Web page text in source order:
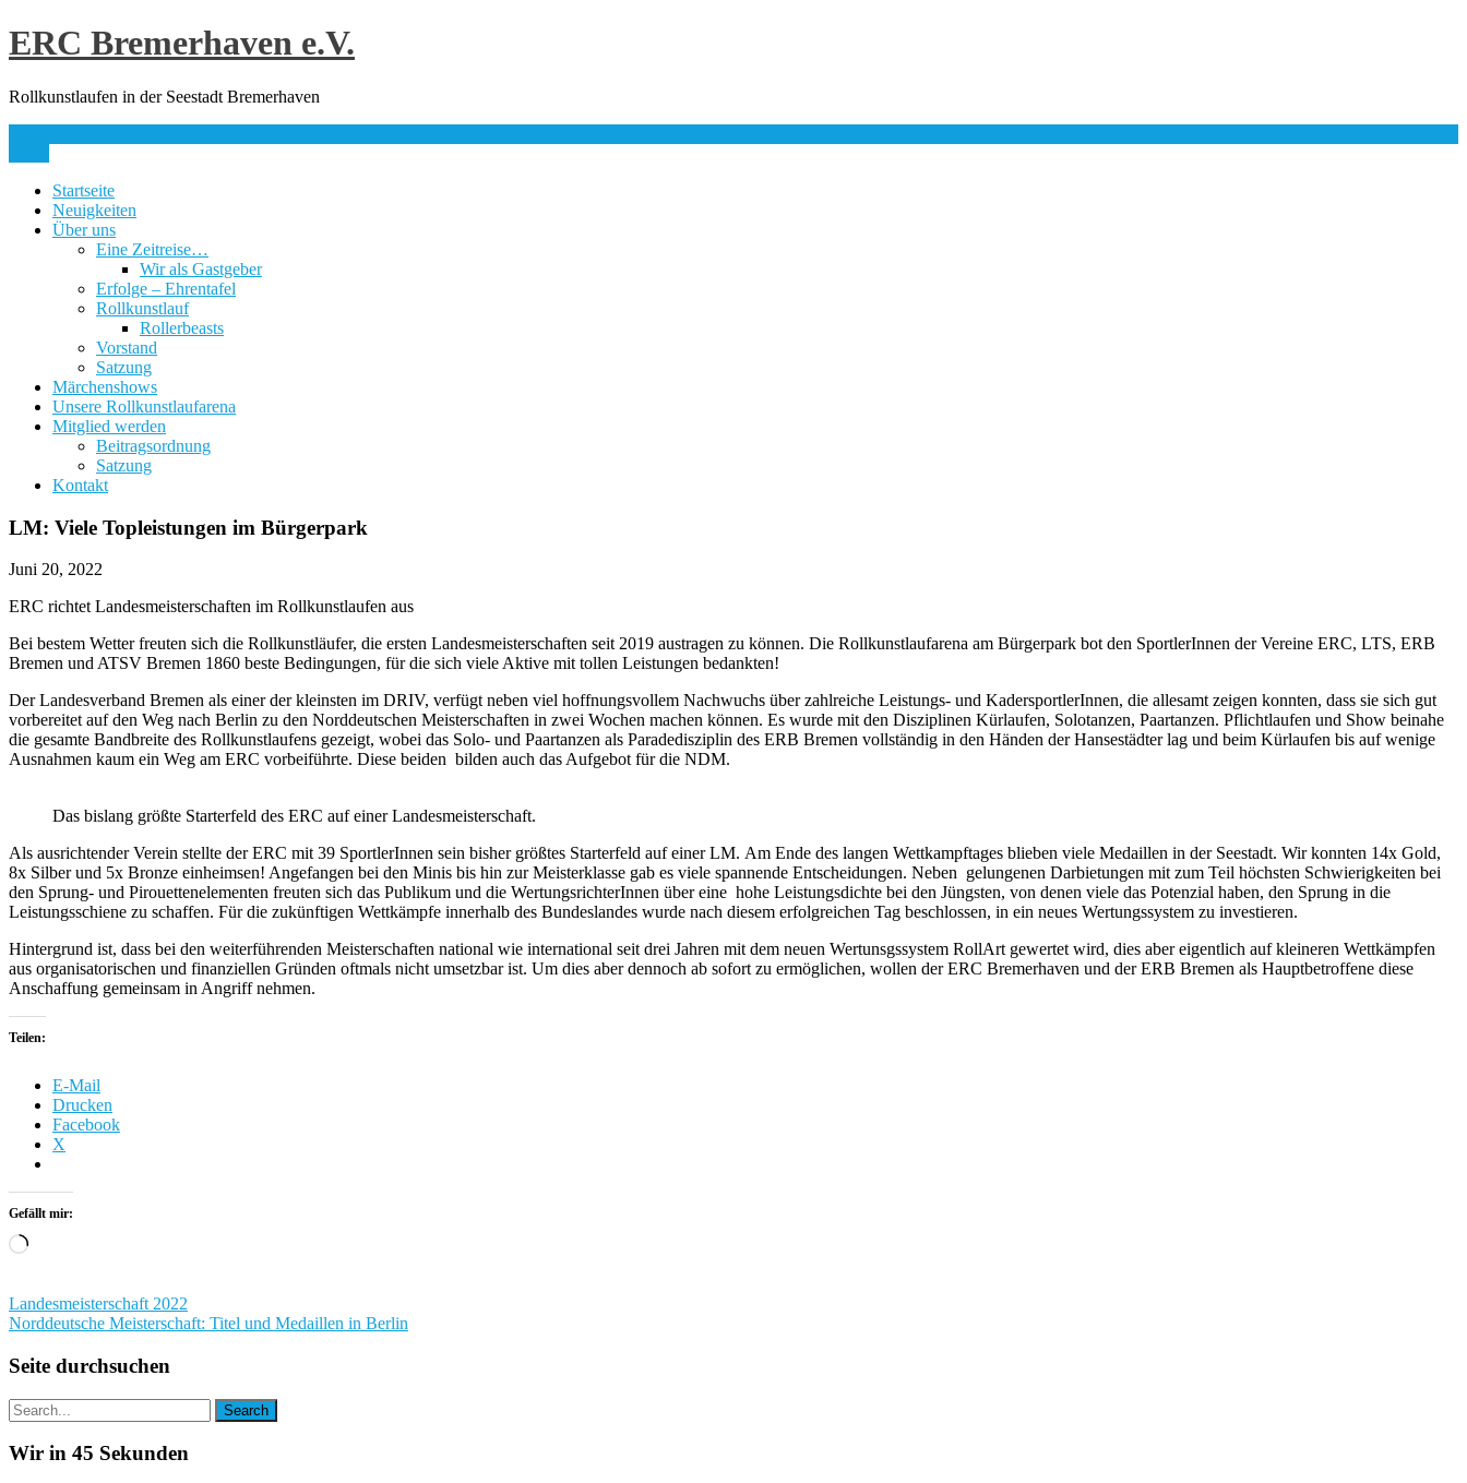
Skip
to
ERC Bremerhaven e.V.
Rollkunstlaufen in der Seestadt Bremerhaven
Startseite
Neuigkeiten
Über uns
Eine Zeitreise…
Wir als Gastgeber
Erfolge – Ehrentafel
Rollkunstlauf
Rollerbeasts
Vorstand
Satzung
Märchenshows
Unsere Rollkunstlaufarena
Mitglied werden
Beitragsordnung
Satzung
Kontakt
LM: Viele Topleistungen im Bürgerpark
Juni 20, 2022
ERC richtet Landesmeisterschaften im Rollkunstlaufen aus
Bei bestem Wetter freuten sich die Rollkunstläufer, die ersten Landesmeisterschaften seit 2019 austragen zu können. Die Rollkunstlaufarena am Bürgerpark bot den SportlerInnen der Vereine ERC, LTS, ERB
Bremen und ATSV Bremen 1860 beste Bedingungen, für die sich viele Aktive mit tollen Leistungen bedankten!
Der Landesverband Bremen als einer der kleinsten im DRIV, verfügt neben viel hoffnungsvollem Nachwuchs über zahlreiche Leistungs- und KadersportlerInnen, die allesamt zeigen konnten, dass sie sich gut
vorbereitet auf den Weg nach Berlin zu den Norddeutschen Meisterschaften in zwei Wochen machen können. Es wurde mit den Disziplinen Kürlaufen, Solotanzen, Paartanzen. Pflichtlaufen und Show beinahe
die gesamte Bandbreite des Rollkunstlaufens gezeigt, wobei das Solo- und Paartanzen als Paradedisziplin des ERB Bremen vollständig in den Händen der Hansestädter lag und beim Kürlaufen bis auf wenige
Ausnahmen kaum ein Weg am ERC vorbeiführte. Diese beiden bilden auch das Aufgebot für die NDM.
Das bislang größte Starterfeld des ERC auf einer Landesmeisterschaft.
Als ausrichtender Verein stellte der ERC mit 39 SportlerInnen sein bisher größtes Starterfeld auf einer LM. Am Ende des langen Wettkampftages blieben viele Medaillen in der Seestadt. Wir konnten 14x Gold,
8x Silber und 5x Bronze einheimsen! Angefangen bei den Minis bis hin zur Meisterklasse gab es viele spannende Entscheidungen. Neben gelungenen Darbietungen mit zum Teil höchsten Schwierigkeiten bei
den Sprung- und Pirouettenelementen freuten sich das Publikum und die WertungsrichterInnen über eine hohe Leistungsdichte bei den Jüngsten, von denen viele das Potenzial haben, den Sprung in die
Leistungsschiene zu schaffen. Für die zukünftigen Wettkämpfe innerhalb des Bundeslandes wurde nach diesem erfolgreichen Tag beschlossen, in ein neues Wertungssystem zu investieren.
Hintergrund ist, dass bei den weiterführenden Meisterschaften national wie international seit drei Jahren mit dem neuen Wertunsgssystem RollArt gewertet wird, dies aber eigentlich auf kleineren Wettkämpfen
aus organisatorischen und finanziellen Gründen oftmals nicht umsetzbar ist. Um dies aber dennoch ab sofort zu ermöglichen, wollen der ERC Bremerhaven und der ERB Bremen als Hauptbetroffene diese
Anschaffung gemeinsam in Angriff nehmen.
Teilen:
E-Mail
Drucken
Facebook
X
Gefällt mir:
Wird
Beitragsnavigation
Landesmeisterschaft 2022
Norddeutsche Meisterschaft: Titel und Medaillen in Berlin
Seite durchsuchen
Wir in 45 Sekunden